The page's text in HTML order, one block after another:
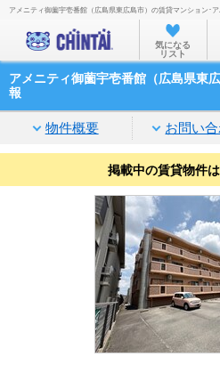
お部屋を
沿線
家賃
通勤
物件
不動
TOP
アメニティ御薗宇壱番館（広島県東広島市）の賃貸マンション･
気になる
リスト
アメニティ御薗宇壱番館（広島県東
報
物件概要 お問い
掲載中の賃貸物件は